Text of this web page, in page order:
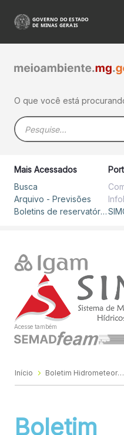
Pular para o Conteúdo
Boletim
O que você está
Barra de busca
Mais Acessados
Busca
Arquivo - Previsões
Boletins de reservatórios
Acesse também
Início Boletim Hidrometeorológico
Boletim